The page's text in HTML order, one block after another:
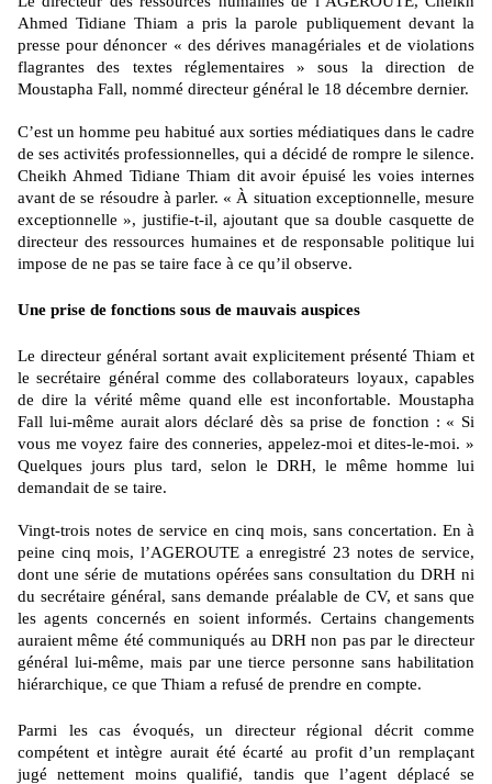
Ahmed Tidiane Thiam a pris la parole publiquement devant la
presse pour dénoncer « des dérives managériales et de violations
flagrantes des textes réglementaires » sous la direction de
Moustapha Fall, nommé directeur général le 18 décembre dernier.
C’est un homme peu habitué aux sorties médiatiques dans le cadre
de ses activités professionnelles, qui a décidé de rompre le silence.
Cheikh Ahmed Tidiane Thiam dit avoir épuisé les voies internes
avant de se résoudre à parler. « À situation exceptionnelle, mesure
exceptionnelle », justifie-t-il, ajoutant que sa double casquette de
directeur des ressources humaines et de responsable politique lui
impose de ne pas se taire face à ce qu’il observe.
Une prise de fonctions sous de mauvais auspices
Le directeur général sortant avait explicitement présenté Thiam et
le secrétaire général comme des collaborateurs loyaux, capables
de dire la vérité même quand elle est inconfortable. Moustapha
Fall lui-même aurait alors déclaré dès sa prise de fonction : « Si
vous me voyez faire des conneries, appelez-moi et dites-le-moi. »
Quelques jours plus tard, selon le DRH, le même homme lui
demandait de se taire.
Vingt-trois notes de service en cinq mois, sans concertation. En à
peine cinq mois, l’AGEROUTE a enregistré 23 notes de service,
dont une série de mutations opérées sans consultation du DRH ni
du secrétaire général, sans demande préalable de CV, et sans que
les agents concernés en soient informés. Certains changements
auraient même été communiqués au DRH non pas par le directeur
général lui-même, mais par une tierce personne sans habilitation
hiérarchique, ce que Thiam a refusé de prendre en compte.
Parmi les cas évoqués, un directeur régional décrit comme
compétent et intègre aurait été écarté au profit d’un remplaçant
jugé nettement moins qualifié, tandis que l’agent déplacé se